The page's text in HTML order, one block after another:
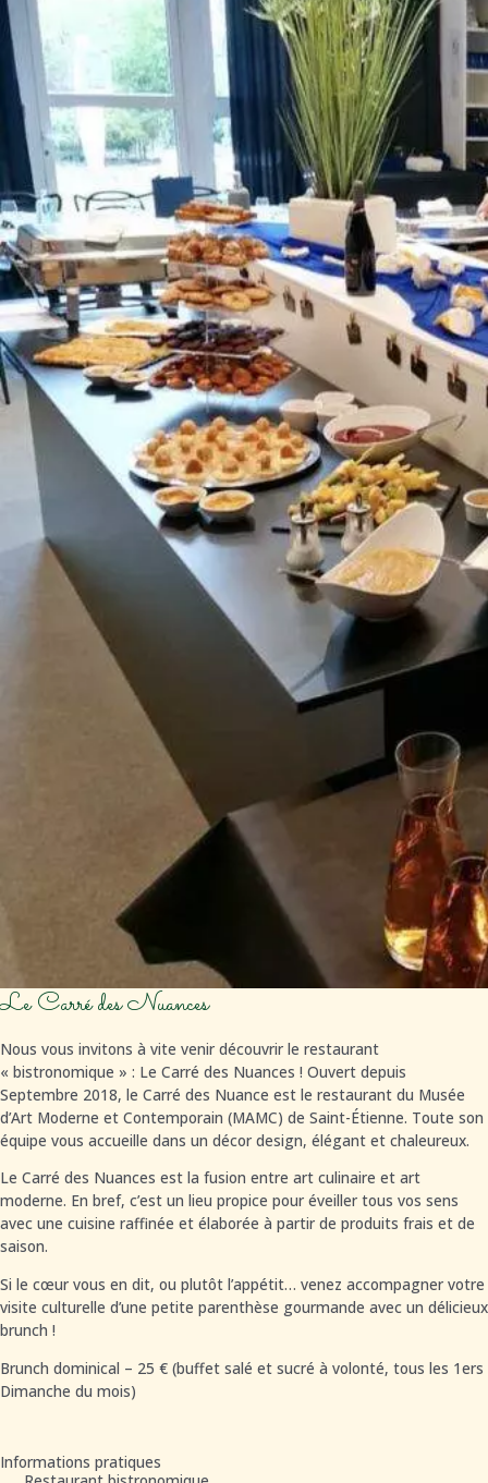
Le Carré des Nuances
Nous vous invitons à vite venir découvrir le restaurant
« bistronomique » : Le Carré des Nuances ! Ouvert depuis
Septembre 2018, le Carré des Nuance est le restaurant du Musée
d’Art Moderne et Contemporain (MAMC) de Saint-Étienne. Toute son
équipe vous accueille dans un décor design, élégant et chaleureux.
Le Carré des Nuances est la fusion entre art culinaire et art
moderne. En bref, c’est un lieu propice pour éveiller tous vos sens
avec une cuisine raffinée et élaborée à partir de produits frais et de
saison.
Si le cœur vous en dit, ou plutôt l’appétit… venez accompagner votre
visite culturelle d’une petite parenthèse gourmande avec un délicieux
brunch !
Brunch dominical – 25 € (buffet salé et sucré à volonté, tous les 1ers
Dimanche du mois)
Informations pratiques